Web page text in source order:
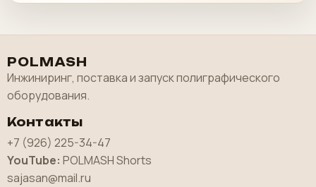
POLMASH
Инжиниринг, поставка и запуск полиграфического
оборудования.
Контакты
+7 (926) 225-34-47
YouTube: POLMASH Shorts
sajasan@mail.ru